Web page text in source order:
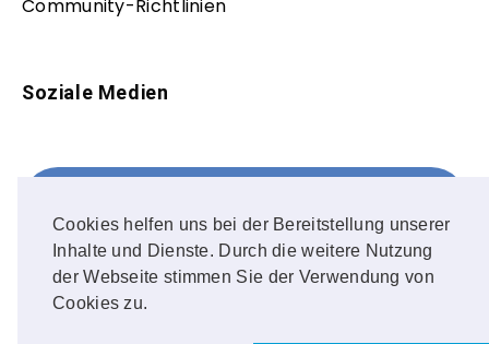
Cookies helfen uns bei der Bereitstellung unserer
Inhalte und Dienste. Durch die weitere Nutzung
der Webseite stimmen Sie der Verwendung von
Cookies zu.
Community-Richtlinien
Soziale Medien
FOLLOW ME!
Instagram
OUR PHOTOS!